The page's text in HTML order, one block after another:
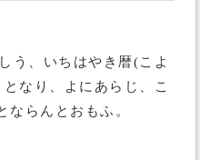
う、いちはやき暦(こよ
なり、よにあらじ、こ
らんとおもふ。